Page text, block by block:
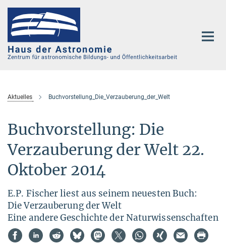
Hauptinhalt
Aktuelles Buchvorstellung_Die_Verzauberung_der_Welt
Buchvorstellung: Die
Verzauberung der Welt 22.
Oktober 2014
E.P. Fischer liest aus seinem neuesten Buch:
Die Verzauberung der Welt
Eine andere Geschichte der Naturwissenschaften